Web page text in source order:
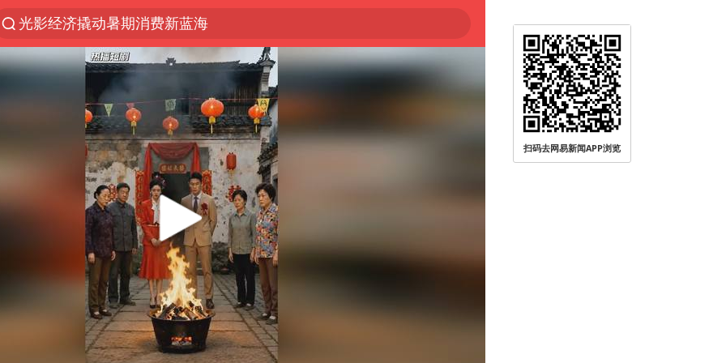
浙江上海等地有大雨或暴雨
新疆优化调整景区内自驾服务费
微信又有新功能，你可以“撤回”你的撤回了！
“新疆的交警怎么个个像我妈”
情侣平潭拍日出坠崖1死1伤
上四休三，但降薪1000元，你接受吗？
西湖突现狂风暴雨 游客瞬间被浇透
台当局重金为“台独”织“皇帝新衣”
白海豚将正面袭击贯穿浙江
《欢迎来龙餐馆》口碑
郑丽文：台湾从来没有“独立”过
扫码去网易新闻APP浏览